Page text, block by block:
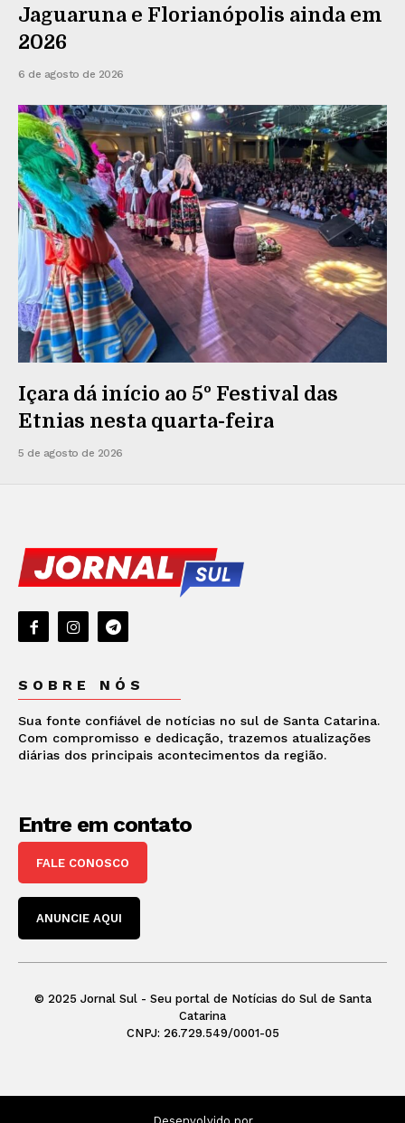
Jaguaruna e Florianópolis ainda em
2026
6 de agosto de 2026
Içara dá início ao 5º Festival das
Etnias nesta quarta-feira
5 de agosto de 2026
SOBRE NÓS
Sua fonte confiável de notícias no sul de Santa Catarina.
Com compromisso e dedicação, trazemos atualizações
diárias dos principais acontecimentos da região.
Entre em contato
FALE CONOSCO
ANUNCIE AQUI
© 2025 Jornal Sul - Seu portal de Notícias do Sul de Santa
Catarina
CNPJ: 26.729.549/0001-05